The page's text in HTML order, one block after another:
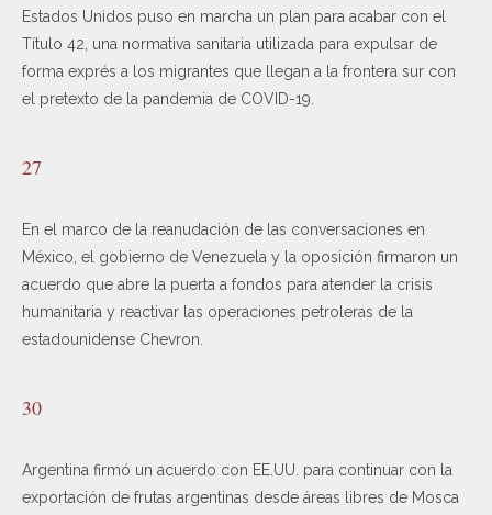
Estados Unidos puso en marcha un plan para acabar con el
Título 42, una normativa sanitaria utilizada para expulsar de
forma exprés a los migrantes que llegan a la frontera sur con
el pretexto de la pandemia de COVID-19.
27
En el marco de la reanudación de las conversaciones en
México, el gobierno de Venezuela y la oposición firmaron un
acuerdo que abre la puerta a fondos para atender la crisis
humanitaria y reactivar las operaciones petroleras de la
estadounidense Chevron.
30
Argentina firmó un acuerdo con EE.UU. para continuar con la
exportación de frutas argentinas desde áreas libres de Mosca